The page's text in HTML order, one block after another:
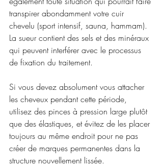
transpirer abondamment votre cuir
chevelu (sport intensif, sauna, hammam).
La sueur contient des sels et des minéraux
qui peuvent interférer avec le processus
de fixation du traitement.
Si vous devez absolument vous attacher
les cheveux pendant cette période,
utilisez des pinces à pression large plutôt
que des élastiques, et évitez de les placer
toujours au même endroit pour ne pas
créer de marques permanentes dans la
structure nouvellement lissée.